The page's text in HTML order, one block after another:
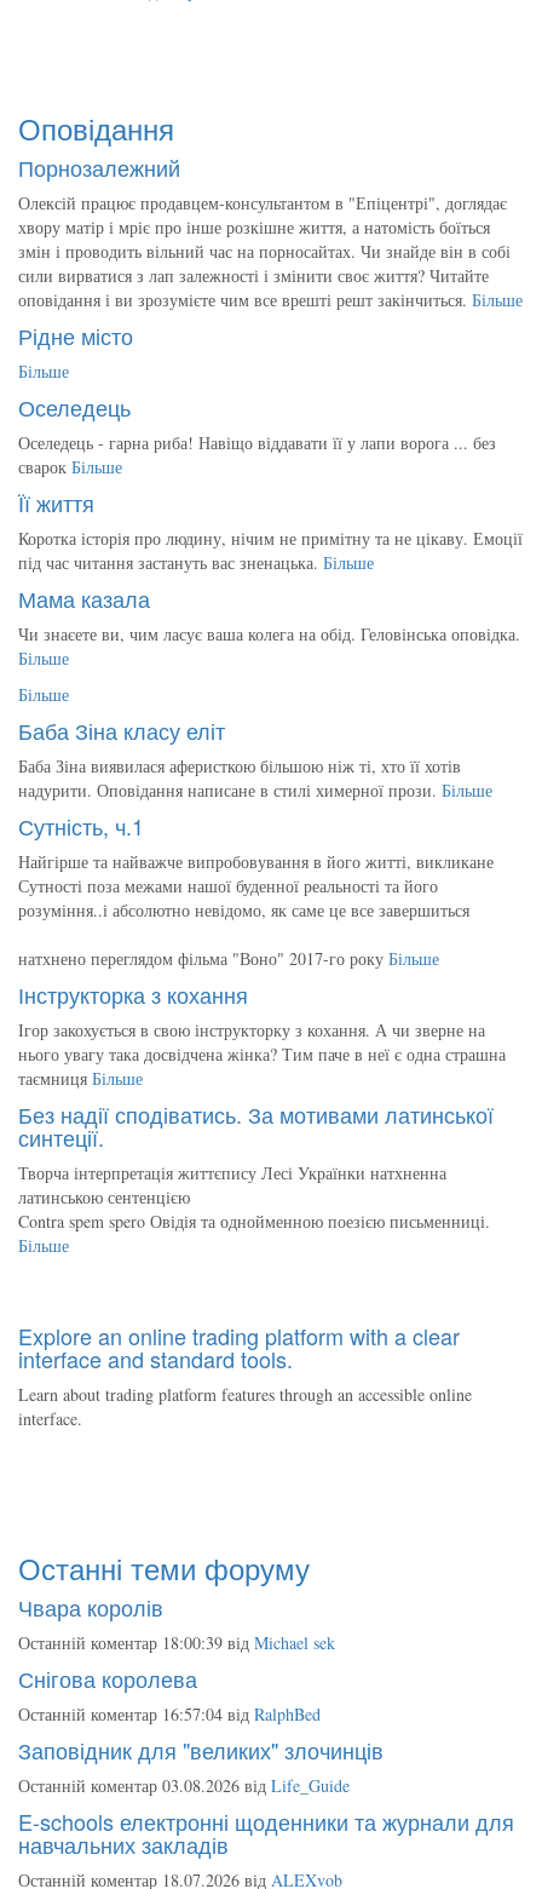
Оповідання
Порнозалежний
Олексій працює продавцем-консультантом в "Епіцентрі", доглядає
хвору матір і мріє про інше розкішне життя, а натомість боїться
змін і проводить вільний час на порносайтах. Чи знайде він в собі
сили вирватися з лап залежності і змінити своє життя? Читайте
оповідання і ви зрозумієте чим все врешті решт закінчиться. Більше
Рідне місто
Більше
Оселедець
Оселедець - гарна риба! Навіщо віддавати її у лапи ворога ... без
сварок Більше
Її життя
Коротка історія про людину, нічим не примітну та не цікаву. Емоції
під час читання застануть вас зненацька. Більше
Мама казала
Чи знаєете ви, чим ласує ваша колега на обід. Геловінська оповідка.
Більше
Більше
Баба Зіна класу еліт
Баба Зіна виявилася аферисткою більшою ніж ті, хто її хотів
надурити. Оповідання написане в стилі химерної прози. Більше
Сутність, ч.1
Найгірше та найважче випробовування в його житті, викликане
Сутності поза межами нашої буденної реальності та його
розуміння..і абсолютно невідомо, як саме це все завершиться
натхнено переглядом фільма "Воно" 2017-го року Більше
Інструкторка з кохання
Ігор закохується в свою інструкторку з кохання. А чи зверне на
нього увагу така досвідчена жінка? Тим паче в неї є одна страшна
таємниця Більше
Без надії сподіватись. За мотивами латинської
синтеції.
Творча інтерпретація життєпису Лесі Українки натхненна
латинською сентенцією
Contra spem spero Овідія та однойменною поезією письменниці.
Більше
Explore an online trading platform with a clear
interface and standard tools.
Learn about trading platform features through an accessible online
interface.
Останні теми форуму
Чвара королів
Останній коментар 18:00:39 від Michael sek
Снігова королева
Останній коментар 16:57:04 від RalphBed
Заповідник для "великих" злочинців
Останній коментар 03.08.2026 від Life_Guide
E-schools електронні щоденники та журнали для
навчальних закладів
Останній коментар 18.07.2026 від ALEXvob